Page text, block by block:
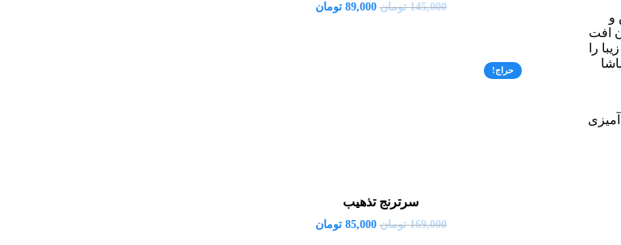
و
افت
را
145,000 تومان 89,000 تومان
حراج!
سرترنج تذهیب
169,000 تومان 85,000 تومان